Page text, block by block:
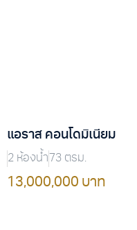
แอราส คอนโดมิเนียม
2 ห้องน้ำ 73 ตรม.
13,000,000 บาท